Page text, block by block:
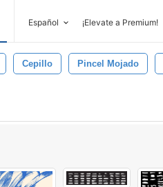
Español ¡Elevate a Premium!
Cepillo Pincel Mojado